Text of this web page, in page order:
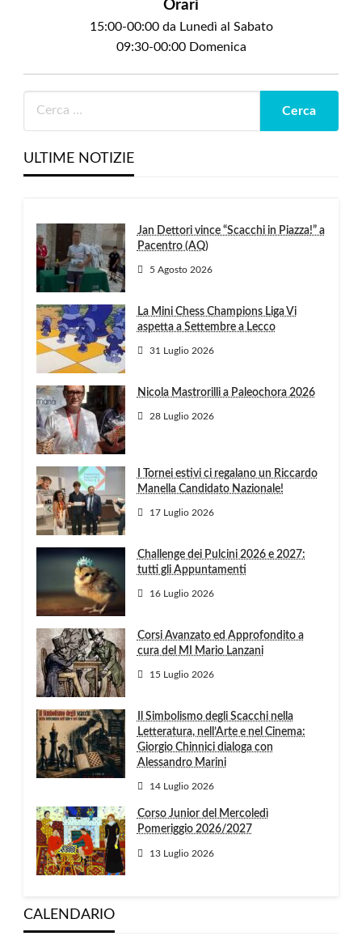
Orari
15:00-00:00 da Lunedì al Sabato
09:30-00:00 Domenica
ULTIME NOTIZIE
Jan Dettori vince “Scacchi in Piazza!” a
Pacentro (AQ)
5 Agosto 2026
La Mini Chess Champions Liga Vi
aspetta a Settembre a Lecco
31 Luglio 2026
Nicola Mastrorilli a Paleochora 2026
28 Luglio 2026
I Tornei estivi ci regalano un Riccardo
Manella Candidato Nazionale!
17 Luglio 2026
Challenge dei Pulcini 2026 e 2027:
tutti gli Appuntamenti
16 Luglio 2026
Corsi Avanzato ed Approfondito a
cura del MI Mario Lanzani
15 Luglio 2026
Il Simbolismo degli Scacchi nella
Letteratura, nell’Arte e nel Cinema:
Giorgio Chinnici dialoga con
Alessandro Marini
14 Luglio 2026
Corso Junior del Mercoledì
Pomeriggio 2026/2027
13 Luglio 2026
CALENDARIO